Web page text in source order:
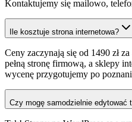
Kontaktujemy się mailowo,
Ile kosztuje strona internetowa?
Ceny zaczynają się od 1490 zł
pełną stronę firmową, a sklepy
wycenę przygotujemy po
Czy mogę samodzielnie edytować